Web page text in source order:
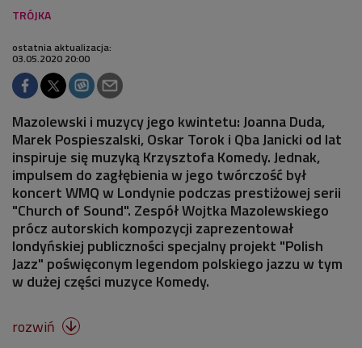
ostatnia aktualizacja:
03.05.2020 20:00
Mazolewski i muzycy jego kwintetu: Joanna Duda,
Marek Pospieszalski, Oskar Torok i Qba Janicki od lat
inspiruje się muzyką Krzysztofa Komedy. Jednak,
impulsem do zagłębienia w jego twórczość był
koncert WMQ w Londynie podczas prestiżowej serii
"Church of Sound". Zespół Wojtka Mazolewskiego
prócz autorskich kompozycji zaprezentował
londyńskiej publiczności specjalny projekt "Polish
Jazz" poświęconym legendom polskiego jazzu w tym
w dużej części muzyce Komedy.
rozwiń 